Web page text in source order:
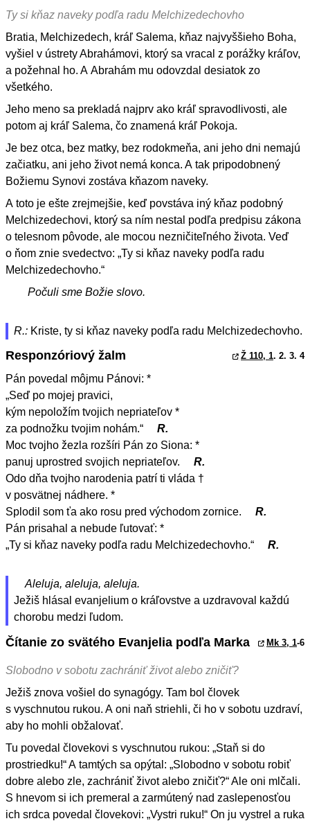
Ty si kňaz naveky podľa radu Melchizedechovho
Bratia, Melchizedech, kráľ Salema, kňaz najvyššieho Boha,
vyšiel v ústrety Abrahámovi, ktorý sa vracal z porážky kráľov,
a požehnal ho. A Abrahám mu odovzdal desiatok zo
všetkého.
Jeho meno sa prekladá najprv ako kráľ spravodlivosti, ale
potom aj kráľ Salema, čo znamená kráľ Pokoja.
Je bez otca, bez matky, bez rodokmeňa, ani jeho dni nemajú
začiatku, ani jeho život nemá konca. A tak pripodobnený
Božiemu Synovi zostáva kňazom naveky.
A toto je ešte zrejmejšie, keď povstáva iný kňaz podobný
Melchizedechovi, ktorý sa ním nestal podľa predpisu zákona
o telesnom pôvode, ale mocou nezničiteľného života. Veď
o ňom znie svedectvo: „Ty si kňaz naveky podľa radu
Melchizedechovho.“
Počuli sme Božie slovo.
R.: Kriste, ty si kňaz naveky podľa radu Melchizedechovho.
Responzóriový žalm Ž 110, 1. 2. 3. 4
Pán povedal môjmu Pánovi: *
„Seď po mojej pravici,
kým nepoložím tvojich nepriateľov *
za podnožku tvojim nohám.“
R.
Moc tvojho žezla rozšíri Pán zo Siona: *
panuj uprostred svojich nepriateľov.
R.
Odo dňa tvojho narodenia patrí ti vláda †
v posvätnej nádhere. *
Splodil som ťa ako rosu pred východom zornice.
R.
Pán prisahal a nebude ľutovať: *
„Ty si kňaz naveky podľa radu Melchizedechovho.“
R.
Aleluja, aleluja, aleluja.
Ježiš hlásal evanjelium o kráľovstve a uzdravoval každú
chorobu medzi ľudom.
Čítanie zo svätého Evanjelia podľa Marka Mk 3, 1-6
Slobodno v sobotu zachrániť život alebo zničiť?
Ježiš znova vošiel do synagógy. Tam bol človek
s vyschnutou rukou. A oni naň striehli, či ho v sobotu uzdraví,
aby ho mohli obžalovať.
Tu povedal človekovi s vyschnutou rukou: „Staň si do
prostriedku!“ A tamtých sa opýtal: „Slobodno v sobotu robiť
dobre alebo zle, zachrániť život alebo zničiť?“ Ale oni mlčali.
S hnevom si ich premeral a zarmútený nad zaslepenosťou
ich srdca povedal človekovi: „Vystri ruku!“ On ju vystrel a ruka